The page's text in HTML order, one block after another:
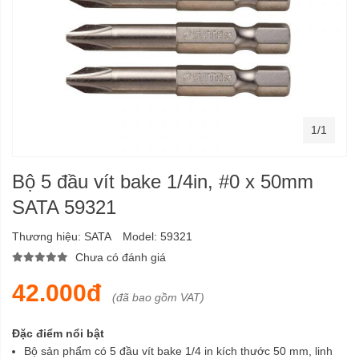
Bộ 5 đầu vít bake 1/4in, #0 x 50mm
SATA 59321
Thương hiệu: SATA Model: 59321
Chưa có đánh giá
42.000đ (đã bao gồm VAT)
Đặc điểm nổi bật
Bộ sản phẩm có 5 đầu vít bake 1/4 in kích thước 50 mm, linh
1/1